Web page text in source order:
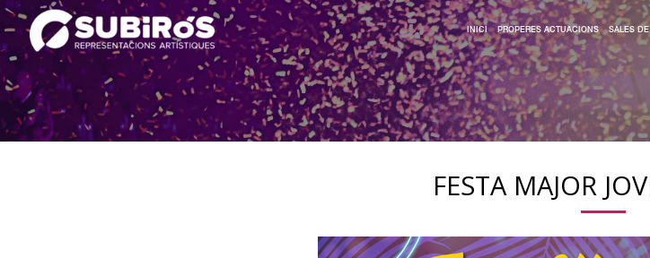
INICI PROPERES ACTUACIONS SALES DE
FESTA MAJOR